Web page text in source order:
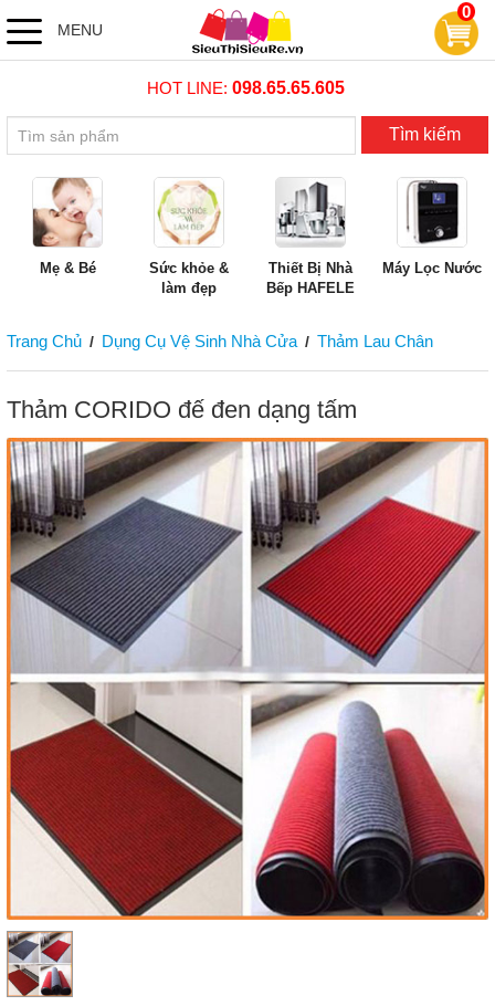
MENU
0
HOT LINE: 098.65.65.605
Tìm kiếm
Mẹ & Bé
Sức khỏe &
làm đẹp
Thiết Bị Nhà
Bếp HAFELE
Máy Lọc Nước
Trang Chủ / Dụng Cụ Vệ Sinh Nhà Cửa / Thảm Lau Chân
Thảm CORIDO đế đen dạng tấm